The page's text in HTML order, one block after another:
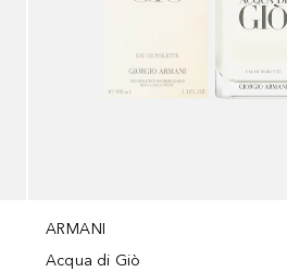
ARMANI
Acqua di Giò